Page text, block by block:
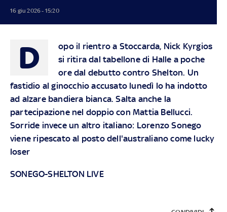
16 giu 2026 - 15:20
D
opo il rientro a Stoccarda, Nick Kyrgios
si ritira dal tabellone di Halle a poche
ore dal debutto contro Shelton. Un
fastidio al ginocchio accusato lunedì lo ha indotto
ad alzare bandiera bianca. Salta anche la
partecipazione nel doppio con Mattia Bellucci.
Sorride invece un altro italiano: Lorenzo Sonego
viene ripescato al posto dell'australiano come lucky
loser
SONEGO-SHELTON LIVE